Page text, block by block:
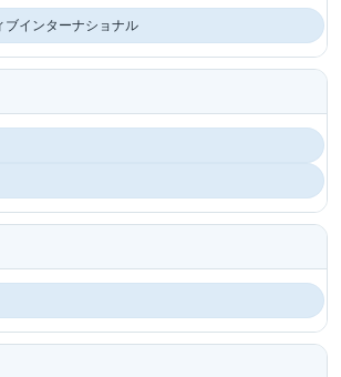
ブインターナショナル